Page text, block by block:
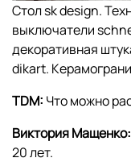
Стол sk design.
выключатели
декоративная
dikart.
TDM: Что можно
Виктория Мащенко:
20 лет.